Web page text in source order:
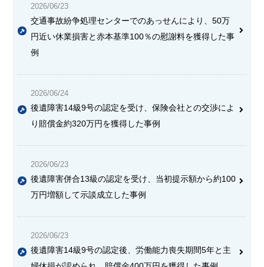
2026/06/23
交通事故紛争処理センターでのあっせんにより、50万
円近い休業損害と赤本基準100％の慰謝料を獲得した事
例
2026/06/24
後遺障害14級9号の認定を受け、保険会社との交渉によ
り賠償金約320万円を獲得した事例
2026/06/23
後遺障害併合13級の認定を受け、当初提示額から約100
万円増額して示談成立した事例
2026/06/23
後遺障害14級9号の認定後、労働能力喪失期間5年と主